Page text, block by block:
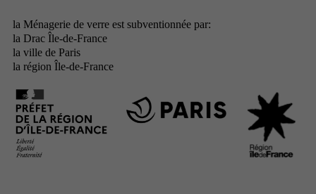
la Ménagerie de verre est subventionnée par:
la Drac Île-de-France
la ville de Paris
la région Île-de-France